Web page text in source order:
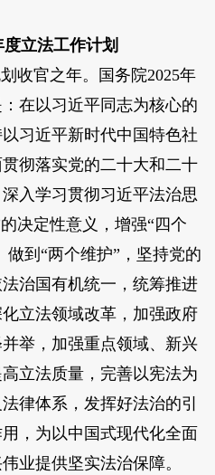
度立法工作计划
官之年。国务院2025年
在以习近平同志为核心的
习近平新时代中国特色社
彻落实党的二十大和二十
入学习贯彻习近平法治思
决定性意义，增强“四个
做到“两个维护”，坚持党的
治国有机统一，统筹推进
立法领域改革，加强政府
举，加强重点领域、新兴
立法质量，完善以宪法为
律体系，发挥好法治的引
，为以中国式现代化全面
业提供坚实法治保障。